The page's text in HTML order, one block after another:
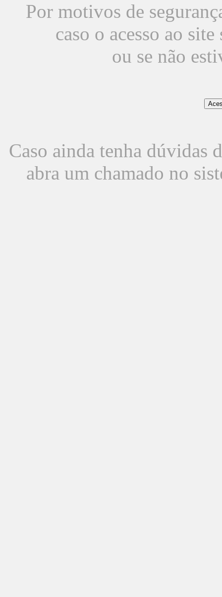
Por motivos de
caso o acesso ao
ou se não
Caso ainda tenha dúvidas
abra um chamado no